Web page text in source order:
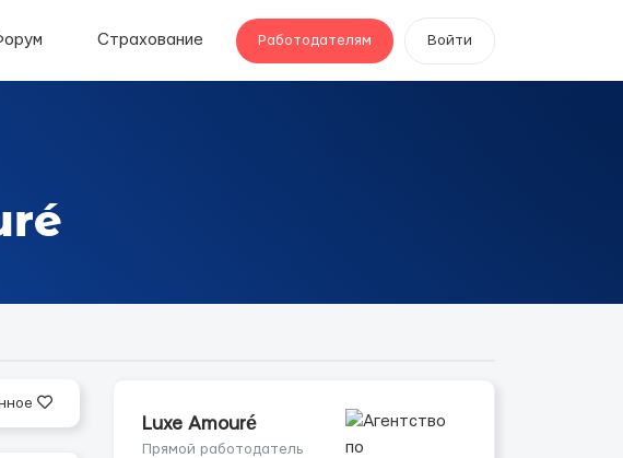
Страхование Работодателям Войти
Luxe Amouré
Прямой работодатель